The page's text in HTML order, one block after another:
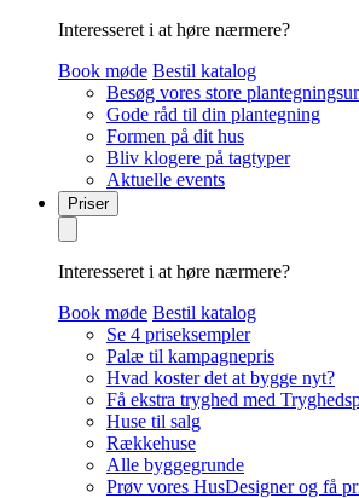
Interesseret i at høre nærmere?
Book møde Bestil katalog
Besøg vores store
Gode råd til din plantegning
Formen på dit hus
Bliv klogere på tagtyper
Aktuelle events
Priser
Interesseret i at høre nærmere?
Book møde Bestil katalog
Se 4 priseksempler
Palæ til kampagnepris
Hvad koster det at bygge nyt?
Få ekstra tryghed med
Huse til salg
Rækkehuse
Alle byggegrunde
Prøv vores HusDesigner og få